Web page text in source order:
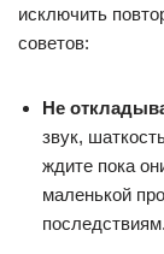
исключить
советов:
Не
звук,
ждите пока
маленькой
последствиям.